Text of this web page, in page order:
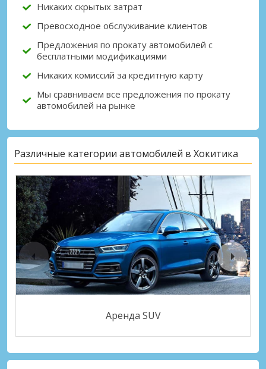
Никаких скрытых затрат
Превосходное обслуживание клиентов
Предложения по прокату автомобилей с
бесплатными модификациями
Никаких комиссий за кредитную карту
Мы сравниваем все предложения по прокату
автомобилей на рынке
Различные категории автомобилей в Хокитика
Аренда SUV